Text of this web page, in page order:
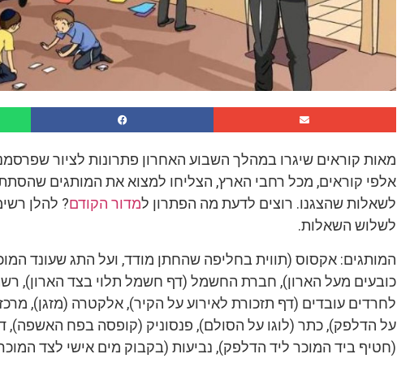
מאות קוראים שיגרו במהלך השבוע האחרון פתרונות לציור
אלפי קוראים, מכל רחבי הארץ, הצליחו למצוא את המותגים
לשאלות שהצגנו. רוצים לדעת מה הפתרון למדור הקודם? להלן
לשלוש השאלות.
המותגים: אקסוס (תווית בחליפה שהחתן מודד, ועל התג שעונד
כובעים מעל הארון), חברת החשמל (דף חשמל תלוי בצד הארון),
לחרדים עובדים (דף תזכורת לאירוע על הקיר), אלקטרה (מזגן),
על הדלפק), כתר (לוגו על הסולם), פנסוניק (קופסה בפח
(חטיף ביד המוכר ליד הדלפק), נביעות (בקבוק מים אישי לצד